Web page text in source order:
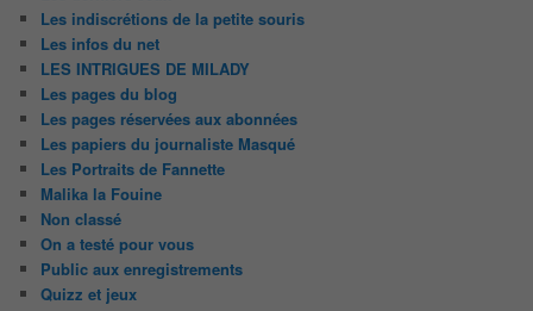
Les indiscrétions de la petite souris
Les infos du net
LES INTRIGUES DE MILADY
Les pages du blog
Les pages réservées aux abonnées
Les papiers du journaliste Masqué
Les Portraits de Fannette
Malika la Fouine
Non classé
On a testé pour vous
Public aux enregistrements
Quizz et jeux